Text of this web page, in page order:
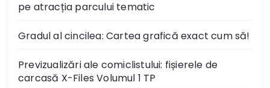
pe atracția parcului tematic
Gradul al cincilea: Cartea grafică exact cum să!
Previzualizări ale comiclistului: fișierele de
carcasă X-Files Volumul 1 TP